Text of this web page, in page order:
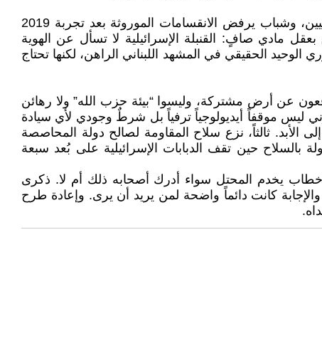
لكن مقابل هذا المشهد، ثمة ما ينبت في الشقوق. عائلات لبنانية من مناطق وطوائف مختلفة تفتح بيوتها للنازحين الجنوبيين، وشباب يرفض الانقسامات الموروثة بعد تجربة 2019
مادي صافٍ: القنبلة الإسرائيلية لا تسأل عن الهوية
الوحيد الحقيقي في المشهد اللبناني الراهن، لكنها تحتاج
عن أرض مشتركة، وليسوا “بيئة حزب الله” ولا رهائن
ليس موقفاً أيديولوجياً ترفياً بل شرطٌ وجودي لأي سيادة
الأبد. ثالثاً، نزع سلاح المقاومة لصالح دولة المحاصصة
بالسلاح حين تقف الدبابات الإسرائيلية على بُعد سبعة
خطاب يخدم المحتل سواء أدرك أصحابه ذلك أم لا. ذكرى
كانت دائماً واضحة لمن يريد أن يرى. وإعادة طرح